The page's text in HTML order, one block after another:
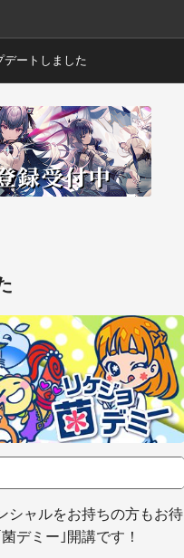
デートしました
シャルをお持ちの方もお待
デミー｣開講です！